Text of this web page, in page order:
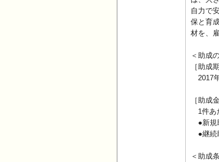
自力で
保と育
材を、
＜助成
［助成
2017
［助成
1件あ
●新規
●継続
＜助成